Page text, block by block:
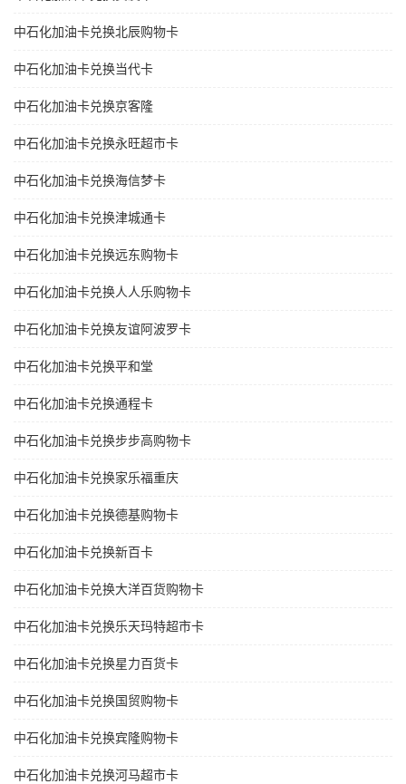
中石化加油卡兑换北辰购物卡
中石化加油卡兑换当代卡
中石化加油卡兑换京客隆
中石化加油卡兑换永旺超市卡
中石化加油卡兑换海信梦卡
中石化加油卡兑换津城通卡
中石化加油卡兑换远东购物卡
中石化加油卡兑换人人乐购物卡
中石化加油卡兑换友谊阿波罗卡
中石化加油卡兑换平和堂
中石化加油卡兑换通程卡
中石化加油卡兑换步步高购物卡
中石化加油卡兑换家乐福重庆
中石化加油卡兑换德基购物卡
中石化加油卡兑换新百卡
中石化加油卡兑换大洋百货购物卡
中石化加油卡兑换乐天玛特超市卡
中石化加油卡兑换星力百货卡
中石化加油卡兑换国贸购物卡
中石化加油卡兑换宾隆购物卡
中石化加油卡兑换河马超市卡